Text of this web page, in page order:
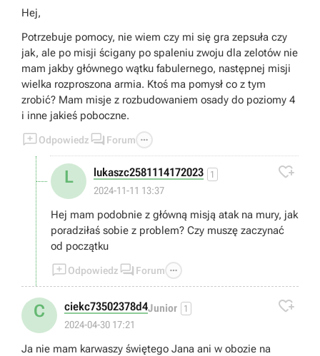
Hej,
Potrzebuje pomocy, nie wiem czy mi się gra zepsuła czy
jak, ale po misji ścigany po spaleniu zwoju dla zelotów nie
mam jakby głównego wątku fabulernego, następnej misji
wielka rozproszona armia. Ktoś ma pomysł co z tym
zrobić? Mam misje z rozbudowaniem osady do poziomy 4
i inne jakieś poboczne.
Odpowiedz  Forum 
L lukaszc2581114172023 1
2024-11-11 13:37

Hej mam podobnie z główną misją atak na mury, jak
poradziłaś sobie z problem? Czy muszę zaczynać
od początku
Odpowiedz  Forum 
C ciekc73502378d4Junior 1
2024-04-30 17:21

Ja nie mam karwaszy świętego Jana ani w obozie na